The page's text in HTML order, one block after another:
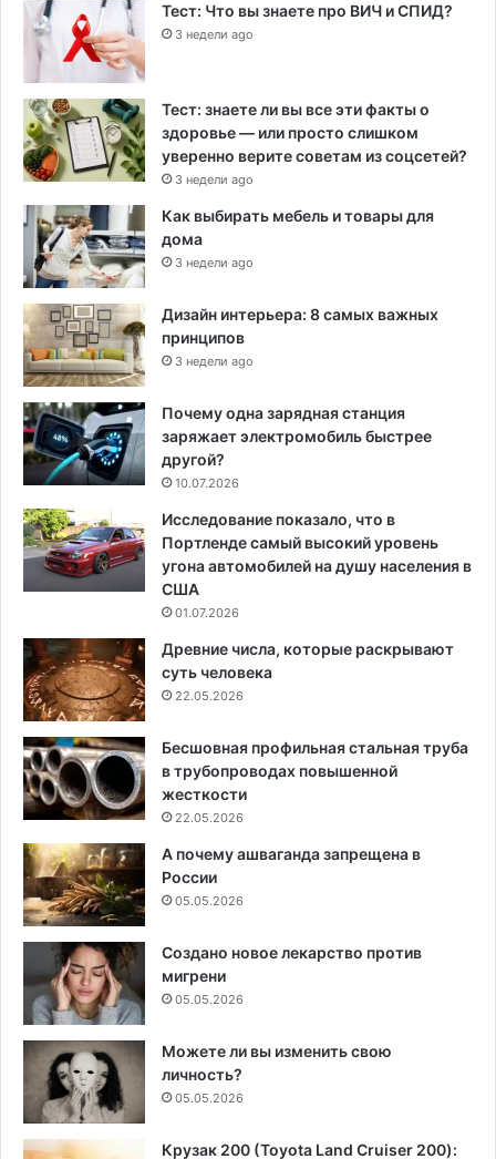
Тест: Что вы знаете про ВИЧ и СПИД?
3 недели ago
Тест: знаете ли вы все эти факты о
здоровье — или просто слишком
уверенно верите советам из соцсетей?
3 недели ago
Как выбирать мебель и товары для
дома
3 недели ago
Дизайн интерьера: 8 самых важных
принципов
3 недели ago
Почему одна зарядная станция
заряжает электромобиль быстрее
другой?
10.07.2026
Исследование показало, что в
Портленде самый высокий уровень
угона автомобилей на душу населения в
США
01.07.2026
Древние числа, которые раскрывают
суть человека
22.05.2026
Бесшовная профильная стальная труба
в трубопроводах повышенной
жесткости
22.05.2026
А почему ашваганда запрещена в
России
05.05.2026
Создано новое лекарство против
мигрени
05.05.2026
Можете ли вы изменить свою
личность?
05.05.2026
Крузак 200 (Toyota Land Cruiser 200):